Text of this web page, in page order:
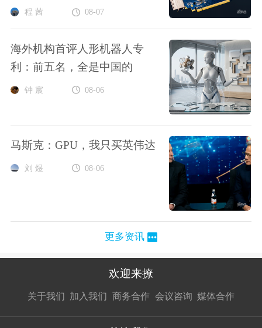
程 茜 08-07
海外机构首评人形机器人专
利：前五名，全是中国的
钟 宸 08-06
马斯克：GPU，我只买英伟达
刘 煜 08-06
更多资讯
欢迎来撩
关于我们 加入我们
接扔简历
商务合作
接开聊
会议咨询 媒体合作
接开聊